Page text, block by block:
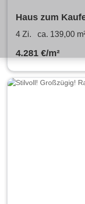
Haus zum
595.000 € 139
4 Zi. ca. 139,00
4.281 €/m²